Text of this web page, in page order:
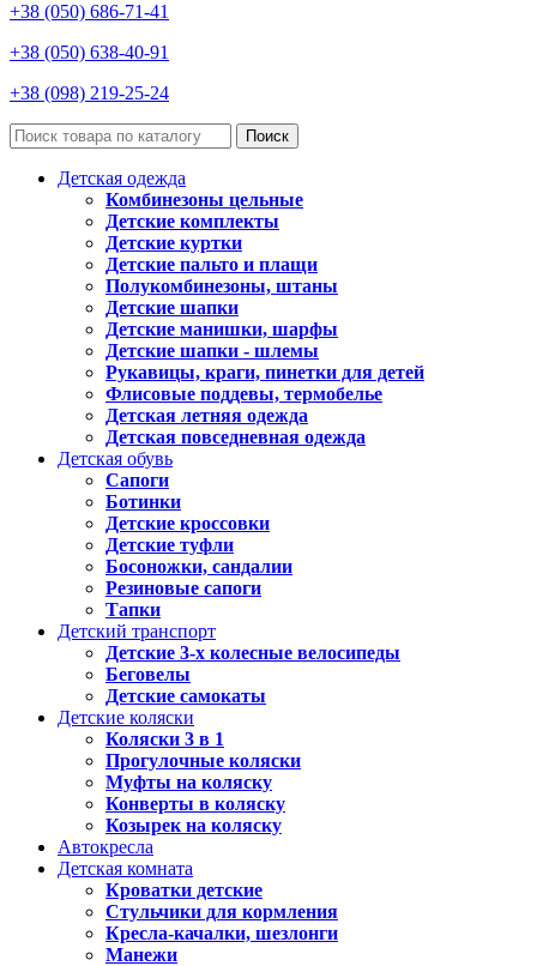
+38 (050) 686-71-41
+38 (050) 638-40-91
+38 (098) 219-25-24
Поиск
Детская одежда
Комбинезоны цельные
Детские комплекты
Детские куртки
Детские пальто и плащи
Полукомбинезоны, штаны
Детские шапки
Детские манишки, шарфы
Детские шапки - шлемы
Рукавицы, краги, пинетки для детей
Флисовые поддевы, термобелье
Детская летняя одежда
Детская повседневная одежда
Детская обувь
Сапоги
Ботинки
Детские кроссовки
Детские туфли
Босоножки, сандалии
Резиновые сапоги
Тапки
Детский транспорт
Детские 3-х колесные велосипеды
Беговелы
Детские самокаты
Детские коляски
Коляски 3 в 1
Прогулочные коляски
Муфты на коляску
Конверты в коляску
Козырек на коляску
Автокресла
Детская комната
Кроватки детские
Стульчики для кормления
Кресла-качалки, шезлонги
Манежи